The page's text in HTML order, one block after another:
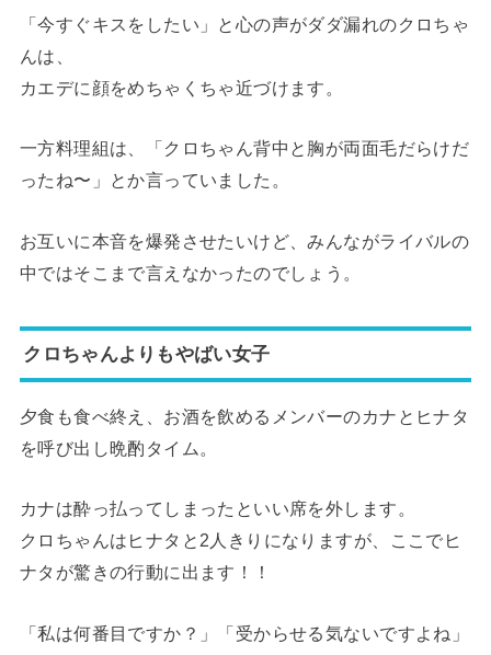
「今すぐキスをしたい」と心の声がダダ漏れのクロちゃ
んは、
カエデに顔をめちゃくちゃ近づけます。
一方料理組は、「クロちゃん背中と胸が両面毛だらけだ
ったね〜」とか言っていました。
お互いに本音を爆発させたいけど、みんながライバルの
中ではそこまで言えなかったのでしょう。
クロちゃんよりもやばい女子
夕食も食べ終え、お酒を飲めるメンバーのカナとヒナタ
を呼び出し晩酌タイム。
カナは酔っ払ってしまったといい席を外します。
クロちゃんはヒナタと2人きりになりますが、ここでヒ
ナタが驚きの行動に出ます！！
「私は何番目ですか？」「受からせる気ないですよね」